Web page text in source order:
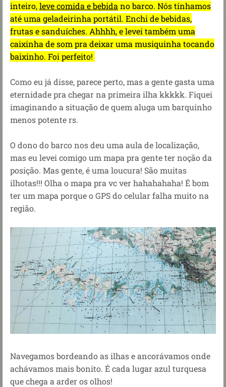
inteiro,leve comida e bebida no barco. Nós tínhamos
até uma geladeirinha portátil. Enchi de bebidas,
frutas e sanduíches. Ahhhh, e levei também uma
caixinha de som pra deixar uma musiquinha tocando
baixinho. Foi perfeito!
Como eu já disse, parece perto, mas a gente gasta uma
eternidade pra chegar na primeira ilha kkkkk. Fiquei
imaginando a situação de quem aluga um barquinho
menos potente rs.
O dono do barco nos deu uma aula de localização,
mas eu levei comigo um mapa pra gente ter noção da
posição. Mas gente, é uma loucura! São muitas
ilhotas!!! Olha o mapa pra vc ver hahahahaha! É bom
ter um mapa porque o GPS do celular falha muito na
região.
Navegamos bordeando as ilhas e ancorávamos onde
achávamos mais bonito. É cada lugar azul turquesa
que chega a arder os olhos!